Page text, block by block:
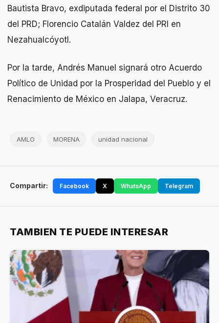
Bautista Bravo, exdiputada federal por el Distrito 30
del PRD; Florencio Catalán Valdez del PRI en
Nezahualcóyotl.
Por la tarde, Andrés Manuel signará otro Acuerdo
Político de Unidad por la Prosperidad del Pueblo y el
Renacimiento de México en Jalapa, Veracruz.
AMLO MORENA unidad nacional
Compartir: Facebook X WhatsApp Telegram
TAMBIEN TE PUEDE INTERESAR